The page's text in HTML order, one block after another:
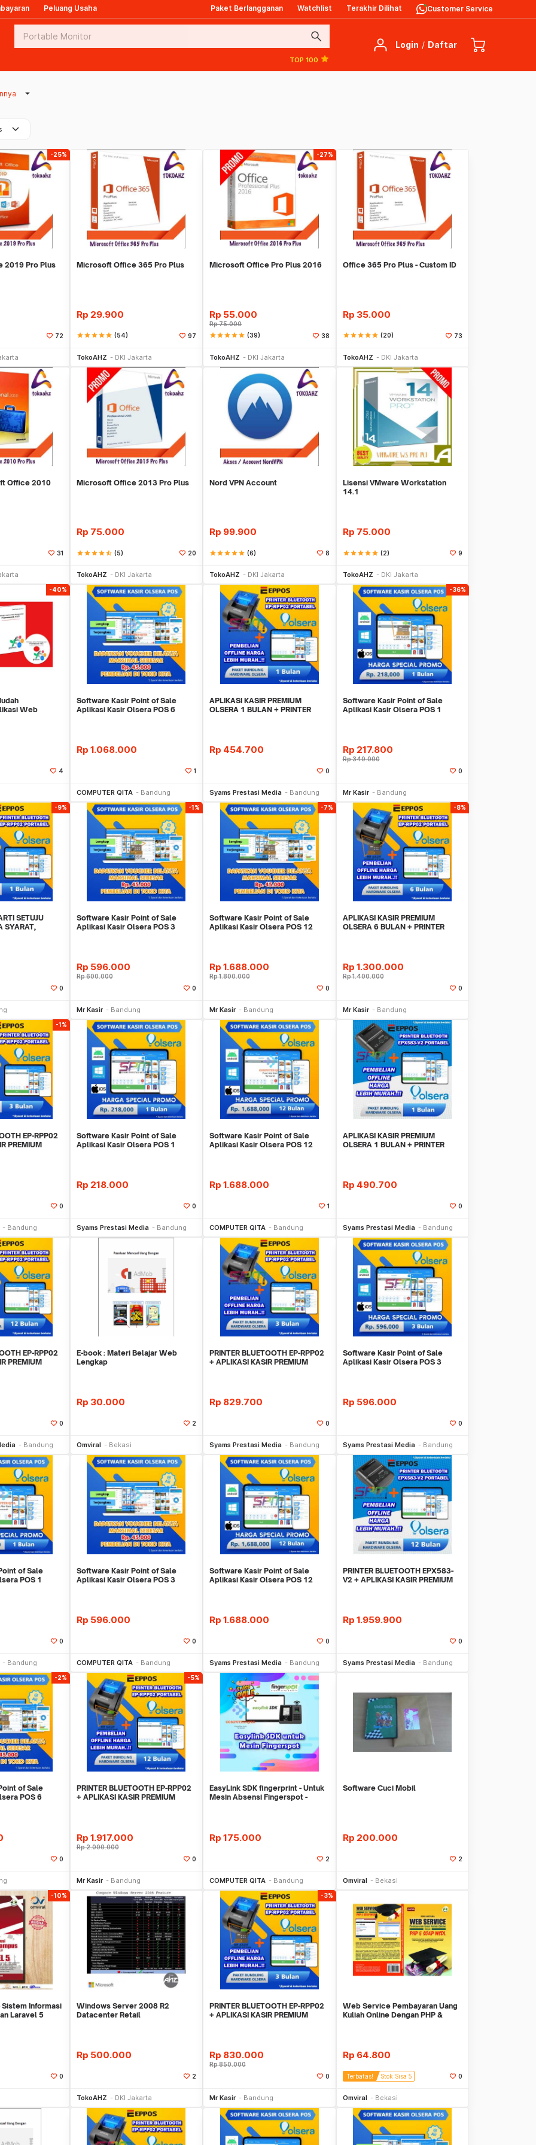
Peluang Usaha Paket Berlangganan Watchlist Terakhir Dilihat Customer Service
search
TOP 100
Login / Daftar
arrow_drop_down
keyboard_arrow_down
-25%
2019 Pro Plus
72
Microsoft Office 365 Pro Plus
Rp 29.900
starstarstarstarstar (54) 97
TokoAHZ DKI Jakarta
-27%
Microsoft Office Pro Plus 2016
Rp 55.000
Rp75.000
starstarstarstarstar (39) 38
TokoAHZ DKI Jakarta
Office 365 Pro Plus - Custom ID
Rp 35.000
starstarstarstarstar (20) 73
TokoAHZ DKI Jakarta
Office 2010
31
Microsoft Office 2013 Pro Plus
Rp 75.000
starstarstarstarstar_half (5) 20
TokoAHZ DKI Jakarta
Nord VPN Account
Rp 99.900
starstarstarstarstar (6) 8
TokoAHZ DKI Jakarta
Lisensi VMware Workstation
14.1
Rp 75.000
starstarstarstarstar (2) 9
TokoAHZ DKI Jakarta
-40%
Web
4
Software Kasir Point of Sale
Aplikasi Kasir Olsera POS 6
Rp 1.068.000
1
COMPUTER QITA Bandung
APLIKASI KASIR PREMIUM
OLSERA 1 BULAN + PRINTER
Rp 454.700
0
Syams Prestasi Media Bandung
-36%
Software Kasir Point of Sale
Aplikasi Kasir Olsera POS 1
Rp 217.800
Rp340.000
0
Mr Kasir Bandung
-9%
SETUJU
SYARAT,
0
-1%
Software Kasir Point of Sale
Aplikasi Kasir Olsera POS 3
Rp 596.000
Rp600.000
0
Mr Kasir Bandung
-7%
Software Kasir Point of Sale
Aplikasi Kasir Olsera POS 12
Rp 1.688.000
Rp1.800.000
0
Mr Kasir Bandung
-8%
APLIKASI KASIR PREMIUM
OLSERA 6 BULAN + PRINTER
Rp 1.300.000
Rp1.400.000
0
Mr Kasir Bandung
-1%
EP-RPP02
PREMIUM
0
Bandung
Software Kasir Point of Sale
Aplikasi Kasir Olsera POS 1
Rp 218.000
0
Syams Prestasi Media Bandung
Software Kasir Point of Sale
Aplikasi Kasir Olsera POS 12
Rp 1.688.000
1
COMPUTER QITA Bandung
APLIKASI KASIR PREMIUM
OLSERA 1 BULAN + PRINTER
Rp 490.700
0
Syams Prestasi Media Bandung
EP-RPP02
PREMIUM
0
Bandung
E-book : Materi Belajar Web
Lengkap
Rp 30.000
2
Omviral Bekasi
PRINTER BLUETOOTH EP-RPP02
+ APLIKASI KASIR PREMIUM
Rp 829.700
0
Syams Prestasi Media Bandung
Software Kasir Point of Sale
Aplikasi Kasir Olsera POS 3
Rp 596.000
0
Syams Prestasi Media Bandung
of Sale
POS 1
0
Bandung
Software Kasir Point of Sale
Aplikasi Kasir Olsera POS 3
Rp 596.000
0
COMPUTER QITA Bandung
Software Kasir Point of Sale
Aplikasi Kasir Olsera POS 12
Rp 1.688.000
0
Syams Prestasi Media Bandung
PRINTER BLUETOOTH EPX583-
V2 + APLIKASI KASIR PREMIUM
Rp 1.959.900
0
Syams Prestasi Media Bandung
-2%
of Sale
POS 6
0
-5%
PRINTER BLUETOOTH EP-RPP02
+ APLIKASI KASIR PREMIUM
Rp 1.917.000
Rp2.000.000
0
Mr Kasir Bandung
EasyLink SDK fingerprint - Untuk
Mesin Absensi Fingerspot -
Rp 175.000
2
COMPUTER QITA Bandung
Software Cuci Mobil
Rp 200.000
2
Omviral Bekasi
-10%
Sistem Informasi
Laravel 5
0
Windows Server 2008 R2
Datacenter Retail
Rp 500.000
2
TokoAHZ DKI Jakarta
-3%
PRINTER BLUETOOTH EP-RPP02
+ APLIKASI KASIR PREMIUM
Rp 830.000
Rp850.000
0
Mr Kasir Bandung
Web Service Pembayaran Uang
Kuliah Online Dengan PHP &
Rp 64.800
Terbatas! Stok Sisa 5 0
Omviral Bekasi